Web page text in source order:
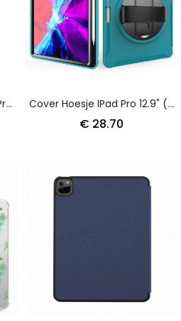
Schermbeschermer IPad Pro 12.9" (2021) (2020) (2018) Cover Hoesje IPad Pro 12.9" (2021) Telefoonhoesje (2020) (2018) 360° Handvat
€ 28.70